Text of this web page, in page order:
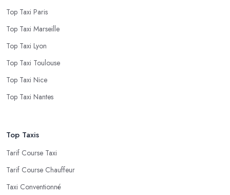
Top Taxi Paris
Top Taxi Marseille
Top Taxi Lyon
Top Taxi Toulouse
Top Taxi Nice
Top Taxi Nantes
Top Taxis
Tarif Course Taxi
Tarif Course Chauffeur
Taxi Conventionné